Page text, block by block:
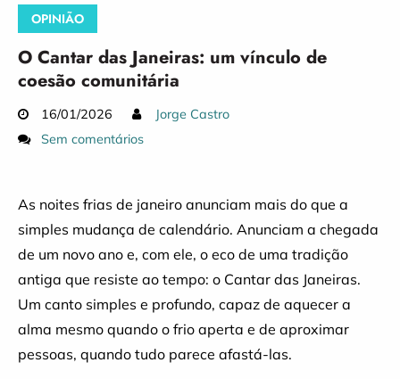
OPINIÃO
O Cantar das Janeiras: um vínculo de
coesão comunitária
16/01/2026
Jorge Castro
Sem comentários
As noites frias de janeiro anunciam mais do que a
simples mudança de calendário. Anunciam a chegada
de um novo ano e, com ele, o eco de uma tradição
antiga que resiste ao tempo: o Cantar das Janeiras.
Um canto simples e profundo, capaz de aquecer a
alma mesmo quando o frio aperta e de aproximar
pessoas, quando tudo parece afastá-las.